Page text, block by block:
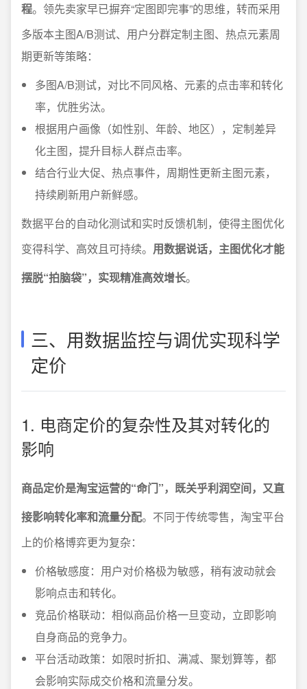
程。领先卖家早已摒弃“定图即完事”的思维，转而采用
多版本主图A/B测试、用户分群定制主图、热点元素周
期更新等策略：
多图A/B测试，对比不同风格、元素的点击率和转化
率，优胜劣汰。
根据用户画像（如性别、年龄、地区），定制差异
化主图，提升目标人群点击率。
结合行业大促、热点事件，周期性更新主图元素，
持续刷新用户新鲜感。
数据平台的自动化测试和实时反馈机制，使得主图优化
变得科学、高效且可持续。 用数据说话，主图优化才能
摆脱“拍脑袋”，实现精准高效增长。
三、用数据监控与调优实现科学
定价
1. 电商定价的复杂性及其对转化的
影响
商品定价是淘宝运营的“命门”，既关乎利润空间，又直
接影响转化率和流量分配。不同于传统零售，淘宝平台
上的价格博弈更为复杂：
价格敏感度：用户对价格极为敏感，稍有波动就会
影响点击和转化。
竞品价格联动：相似商品价格一旦变动，立即影响
自身商品的竞争力。
平台活动政策：如限时折扣、满减、聚划算等，都
会影响实际成交价格和流量分发。